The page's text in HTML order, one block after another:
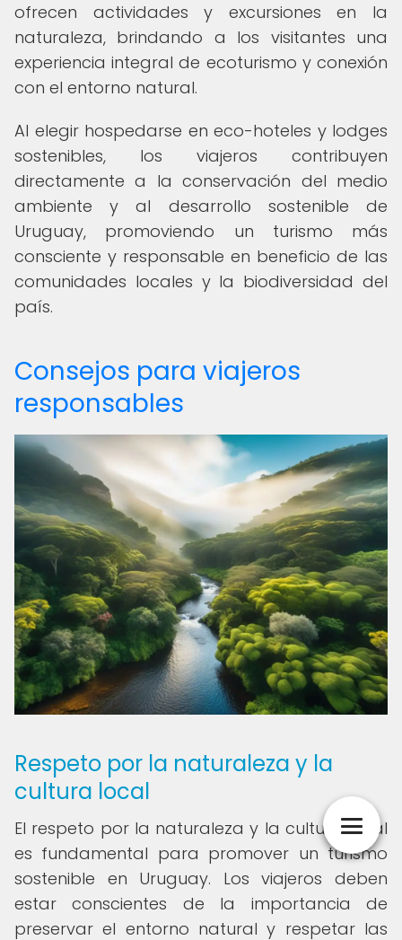
ofrecen actividades y excursiones en la
naturaleza, brindando a los visitantes una
experiencia integral de ecoturismo y conexión
con el entorno natural.
Al elegir hospedarse en eco-hoteles y lodges
sostenibles, los viajeros contribuyen
directamente a la conservación del medio
ambiente y al desarrollo sostenible de
Uruguay, promoviendo un turismo más
consciente y responsable en beneficio de las
comunidades locales y la biodiversidad del
país.
Consejos para viajeros
responsables
Respeto por la naturaleza y la
cultura local
El respeto por la naturaleza y la cultura local
es fundamental para promover un turismo
sostenible en Uruguay. Los viajeros deben
estar conscientes de la importancia de
preservar el entorno natural y respetar las